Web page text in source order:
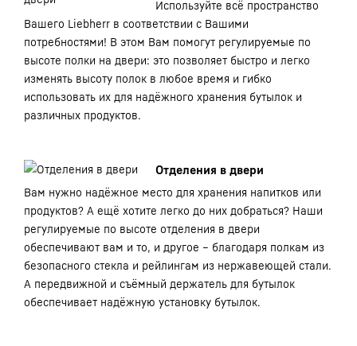
Используйте всё пространство
Вашего Liebherr в соответствии с Вашими
потребностями! В этом Вам помогут регулируемые по
высоте полки на двери: это позволяет быстро и легко
изменять высоту полок в любое время и гибко
использовать их для надёжного хранения бутылок и
различных продуктов.
Отделения в двери
Вам нужно надёжное место для хранения напитков или
продуктов? А ещё хотите легко до них добраться? Наши
регулируемые по высоте отделения в двери
обеспечивают вам и то, и другое – благодаря полкам из
безопасного стекла и рейлингам из нержавеющей стали.
А передвижной и съёмный держатель для бутылок
обеспечивает надёжную установку бутылок.